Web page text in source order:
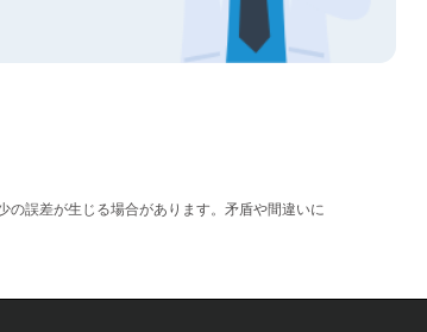
の誤差が生じる場合があります。矛盾や間違いに